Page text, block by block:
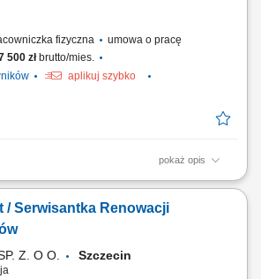
fizyczna
umowa o pracę
500 złbrutto/mies.
aplikuj szybko
pokaż opis
serwis i naprawa drzwi automatycznych oraz
jakość obsługi klientów i dobry wizerunek
/ Serwisantka Renowacji
Z. O O. Szczecin